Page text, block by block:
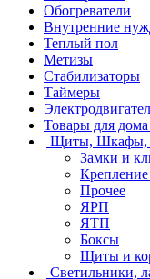
Обогреватели
Внутренние
Теплый пол
Метизы
Стабилизаторы
Таймеры
Товары для
Щиты, Шкафы,
Замки и
Прочее
ЯРП
ЯТП
Боксы
Щиты и
Светильники,